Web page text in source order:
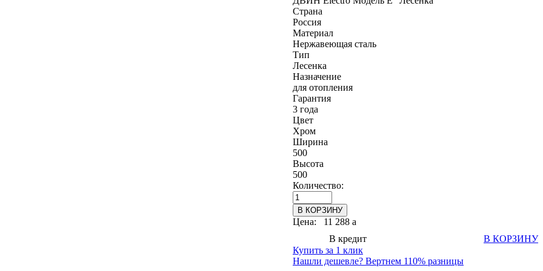
Страна
Россия
Материал
Нержавеющая сталь
Тип
Лесенка
Назначение
для отопления
Гарантия
3 года
Цвет
Хром
Ширина
500
Высота
500
Количество:
Цена: 11 288 a
В КОРЗИНУ
В кредит
Купить за 1 клик
Нашли дешевле? Вертнем 110% разницы